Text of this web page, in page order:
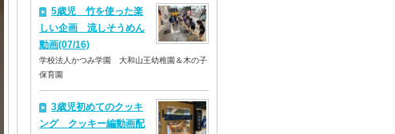
5歳児 竹を使った楽
しい企画 流しそうめん
動画(07/16)
学校法人かつみ学園 大和山王幼稚園＆木の子
保育園
3歳児初めてのクッキ
ング クッキー編動画配